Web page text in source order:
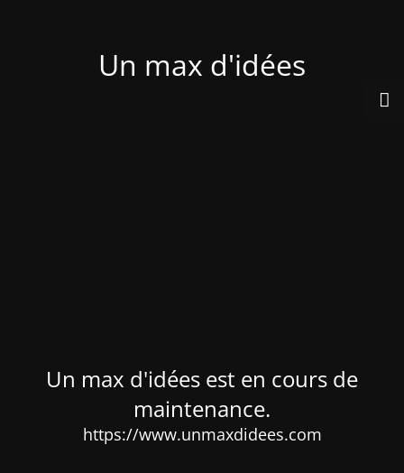
Un max d'idées
Un max d'idées est en cours de
maintenance.
https://www.unmaxdidees.com